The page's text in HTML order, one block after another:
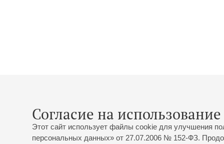
Согласие на
Этот сайт использует файлы cookie для улучшения
персональных данных» от 27.07.2006 № 152-ФЗ.